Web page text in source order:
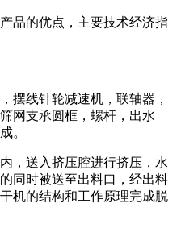
品的优点，主要技术经济指
摆线针轮减速机，联轴器，
网支承圆框，螺杆，出水
。
，送入挤压腔进行挤压，水
同时被送至出料口，经出料
机的结构和工作原理完成脱